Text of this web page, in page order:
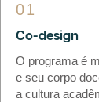
01
Co-design
O programa é
e seu corpo
a cultura